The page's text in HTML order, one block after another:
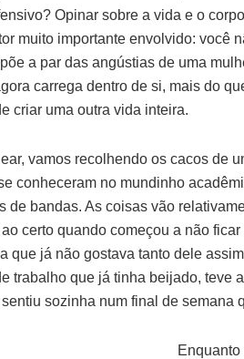
Opinar sobre a vida e o
muito importante envolvido: você
a par das angústias de uma
carrega dentro de si, mais do
criar uma outra vida inteira.
vamos recolhendo os cacos de
conheceram no mundinho
de bandas. As coisas vão
certo quando começou a não ficar
que já não gostava tanto dele
trabalho que já tinha beijado, teve
sozinha num final de semana